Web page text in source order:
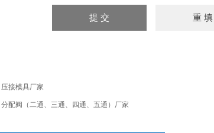
压接模具厂家
分配阀（二通、三通、四通、五通）厂家